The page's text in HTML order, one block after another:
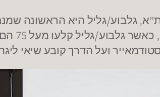
גלבוע/גליל היא הראשונה
2011
ועל הדרך קובע שיאי